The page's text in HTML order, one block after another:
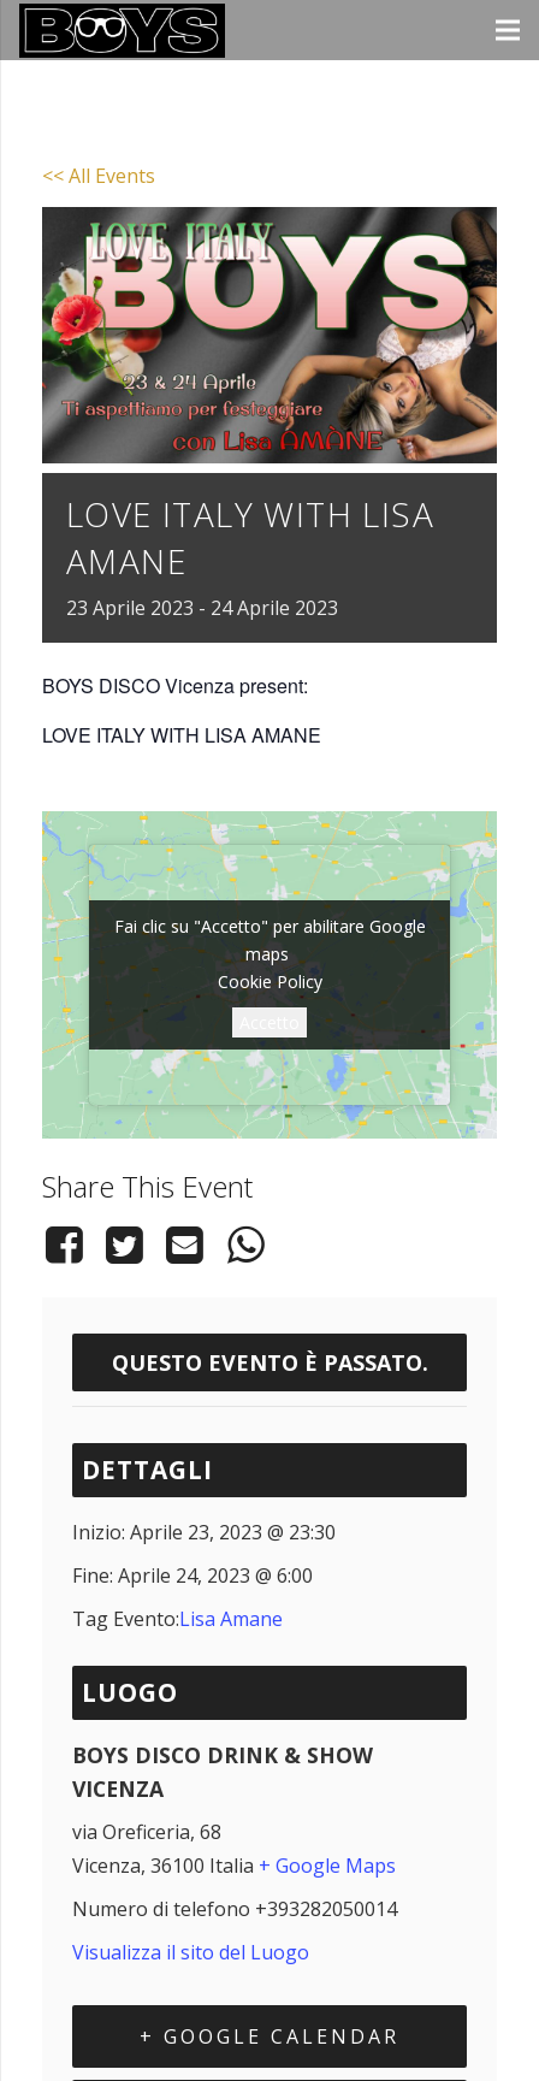
<< All Events
LOVE ITALY WITH LISA
AMANE
23 Aprile 2023 - 24Aprile 2023
BOYS DISCO Vicenza present:
LOVE ITALY WITH LISA AMANE
Fai clic su "Accetto" per abilitare Google
maps
Cookie Policy
Fai clic su "Accetto" per abilitare Google
maps
Cookie Policy
Share This Event
QUESTO EVENTO È PASSATO.
DETTAGLI
Inizio: Aprile 23, 2023 @ 23:30
Fine: Aprile 24, 2023 @ 6:00
Tag Evento:Lisa Amane
LUOGO
BOYS DISCO DRINK & SHOW
VICENZA
via Oreficeria, 68
Vicenza, 36100 Italia + Google Maps
Numero di telefono +393282050014
Visualizza il sito del Luogo
+ GOOGLE CALENDAR